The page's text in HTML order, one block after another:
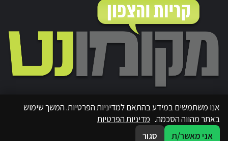
אנו משתמשים במידע בהתאם למדיניות הפרטיות. המשך שימוש
באתר מהווה הסכמה. מדיניות הפרטיות
אני מאשר/ת
סגור